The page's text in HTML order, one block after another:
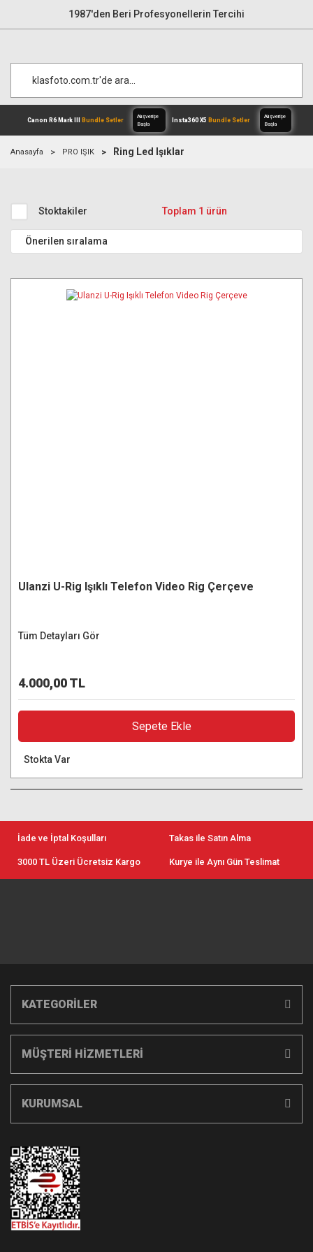
1987'den Beri Profesyonellerin Tercihi
Anasayfa PRO IŞIK Ring Led Işıklar
Stoktakiler Toplam 1 ürün
Ulanzi U-Rig Işıklı Telefon Video Rig Çerçeve
Tüm Detayları Gör
4.000,00 TL
Sepete Ekle
Stokta Var
İade ve İptal Koşulları Takas ile Satın Alma
3000 TL Üzeri Ücretsiz Kargo Kurye ile Aynı Gün Teslimat
KATEGORİLER
MÜŞTERİ HİZMETLERİ
KURUMSAL